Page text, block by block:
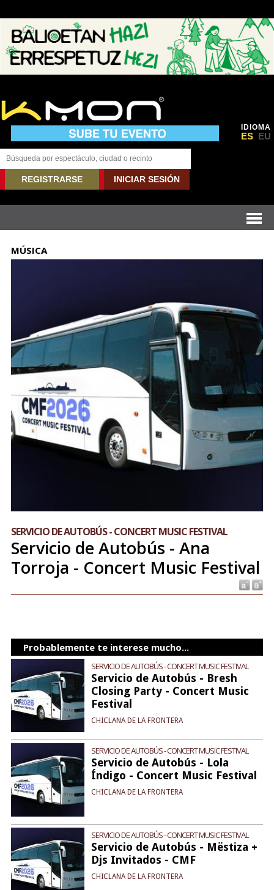
IDIOMA
ES EU
REGISTRARSE INICIAR SESIÓN
MÚSICA
SERVICIO DE AUTOBÚS - CONCERT MUSIC FESTIVAL
Servicio de Autobús - Ana
Torroja - Concert Music Festival
Probablemente te interese mucho...
SERVICIO DE AUTOBÚS - CONCERT MUSIC FESTIVAL
Servicio de Autobús - Bresh
Closing Party - Concert Music
Festival
CHICLANA DE LA FRONTERA
SERVICIO DE AUTOBÚS - CONCERT MUSIC FESTIVAL
Servicio de Autobús - Lola
Índigo - Concert Music Festival
CHICLANA DE LA FRONTERA
SERVICIO DE AUTOBÚS - CONCERT MUSIC FESTIVAL
Servicio de Autobús - Mëstiza +
Djs Invitados - CMF
CHICLANA DE LA FRONTERA